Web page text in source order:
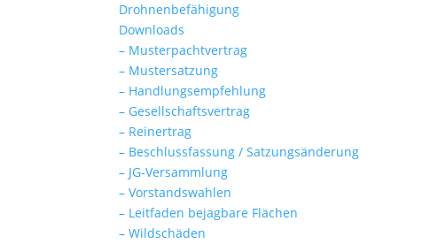
Drohnenbefähigung
Downloads
– Musterpachtvertrag
– Mustersatzung
– Handlungsempfehlung
– Gesellschaftsvertrag
– Reinertrag
– Beschlussfassung / Satzungsänderung
– JG-Versammlung
– Vorstandswahlen
– Leitfaden bejagbare Flächen
– Wildschäden